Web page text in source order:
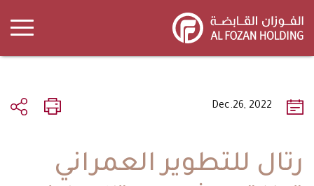
main
Dec.26, 2022
رتال للتطوير العمراني